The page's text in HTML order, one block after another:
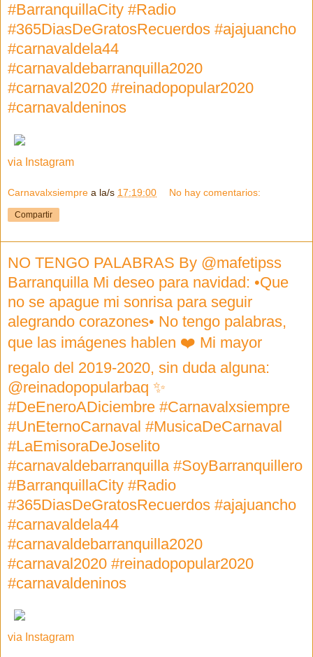
#BarranquillaCity #Radio
#365DiasDeGratosRecuerdos #ajajuancho
#carnavaldela44
#carnavaldebarranquilla2020
#carnaval2020 #reinadopopular2020
#carnavaldeninos
via Instagram
Carnavalxsiempre a la/s 17:19:00 No hay comentarios:
Compartir
NO TENGO PALABRAS By @mafetipss
Barranquilla Mi deseo para navidad: •Que
no se apague mi sonrisa para seguir
alegrando corazones• No tengo palabras,
que las imágenes hablen ❤️ Mi mayor
regalo del 2019-2020, sin duda alguna:
@reinadopopularbaq ✨
#DeEneroADiciembre #Carnavalxsiempre
#UnEternoCarnaval #MusicaDeCarnaval
#LaEmisoraDeJoselito
#carnavaldebarranquilla #SoyBarranquillero
#BarranquillaCity #Radio
#365DiasDeGratosRecuerdos #ajajuancho
#carnavaldela44
#carnavaldebarranquilla2020
#carnaval2020 #reinadopopular2020
#carnavaldeninos
via Instagram